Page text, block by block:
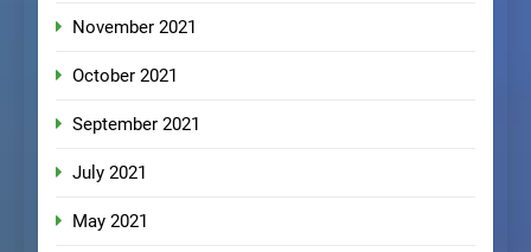
November 2021
October 2021
September 2021
July 2021
May 2021